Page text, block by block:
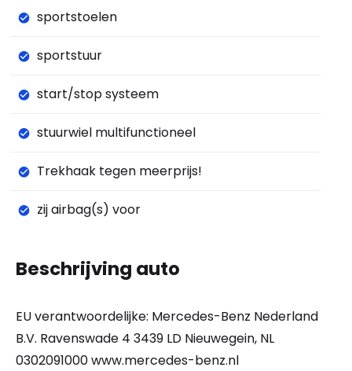
sportstoelen
sportstuur
start/stop systeem
stuurwiel multifunctioneel
Trekhaak tegen meerprijs!
zij airbag(s) voor
Beschrijving auto
EU verantwoordelijke: Mercedes-Benz Nederland
B.V. Ravenswade 4 3439 LD Nieuwegein, NL
0302091000 www.mercedes-benz.nl